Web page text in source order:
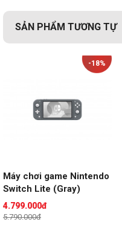
Bạn có thể chơi những
như Super Smash Bros,
SẢN PHẨM TƯƠNG TỰ
-18%
Máy chơi game Nintendo
Switch Lite (Gray)
4.799.000đ
5.790.000đ